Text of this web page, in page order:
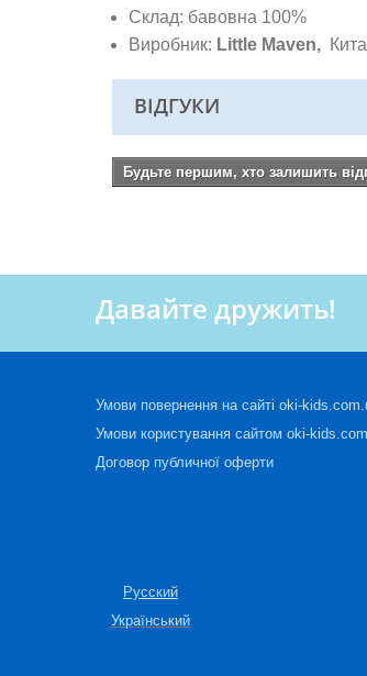
Склад: бавовна 100%
Виробник: Little Maven,
ВІДГУКИ
Будьте першим, хто залишить
Давайте дружить!
Умови повернення на сайті oki-
Умови користування сайтом oki-
Договор публичної оферти
Русский
Український